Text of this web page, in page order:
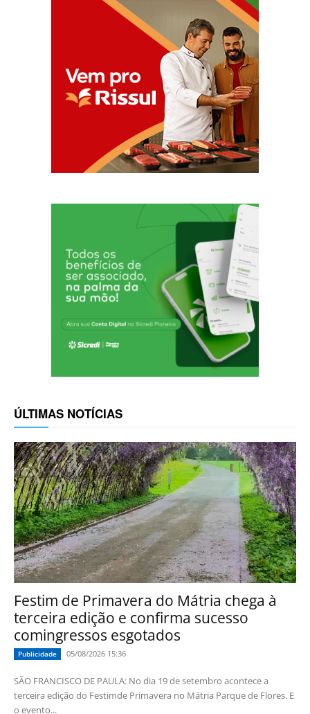
ÚLTIMAS NOTÍCIAS
Festim de Primavera do Mátria chega à
terceira edição e confirma sucesso
comingressos esgotados
Publicidade 05/08/2026 15:36
SÃO FRANCISCO DE PAULA: No dia 19 de setembro acontece a
terceira edição do Festimde Primavera no Mátria Parque de Flores. E
o evento...